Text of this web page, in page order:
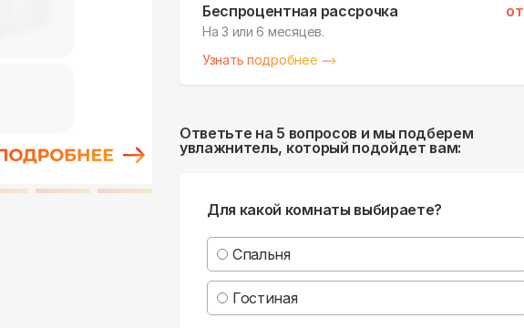
Беспроцентная рассрочка от
На 3 или 6 месяцев.
Узнать подробнее
Ответьте на 5 вопросов и мы подберем
увлажнитель, который подойдет вам:
Для какой комнаты выбираете?
Спальня
Гостиная